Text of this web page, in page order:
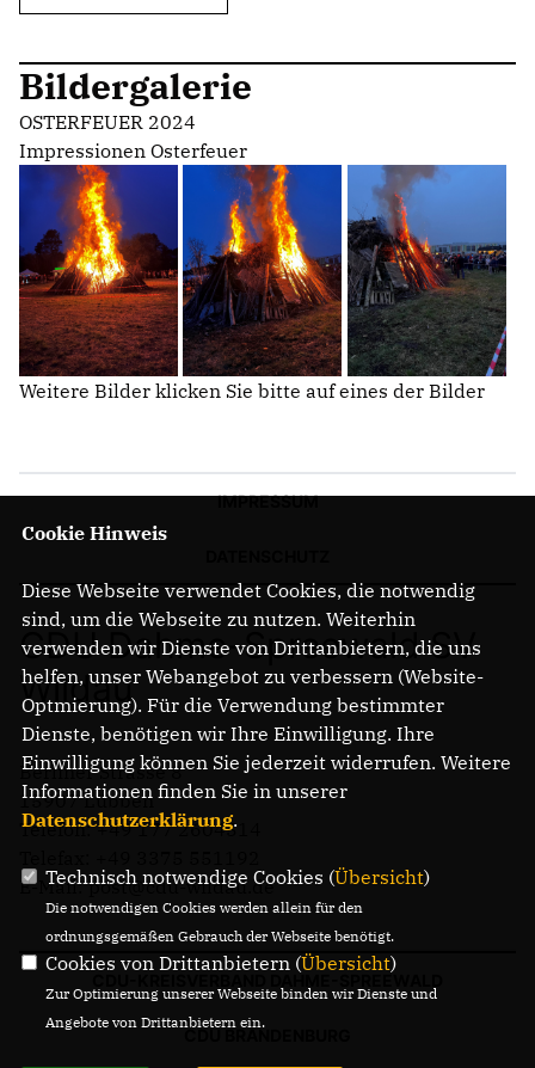
Bildergalerie
OSTERFEUER 2024
Impressionen Osterfeuer
Weitere Bilder klicken Sie bitte auf eines der Bilder
IMPRESSUM
CDU Dahme-Spreewald SV
Wildau
Berliner Strasse 8
15907 Lübben
Telefon: +49 177 2604514
E-Mail: post@cdu-wildau.de
Cookie Hinweis
Diese Webseite verwendet Cookies, die notwendig
sind, um die Webseite zu nutzen. Weiterhin
verwenden wir Dienste von Drittanbietern, die uns
helfen, unser Webangebot zu verbessern (Website-
Optmierung). Für die Verwendung bestimmter
Dienste, benötigen wir Ihre Einwilligung. Ihre
Einwilligung können Sie jederzeit widerrufen. Weitere
Informationen finden Sie in unserer
Datenschutzerklärung.
Technisch notwendige Cookies (Übersicht)
Die notwendigen Cookies werden allein für den
ordnungsgemäßen Gebrauch der Webseite benötigt.
Cookies von Drittanbietern (Übersicht)
Zur Optimierung unserer Webseite binden wir Dienste und
Angebote von Drittanbietern ein.